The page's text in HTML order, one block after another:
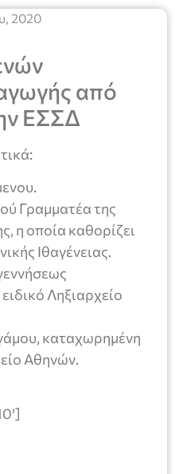
2020
από
ΕΣΣΔ
Γραμματέα της
η οποία καθορίζει
Ιθαγένειας.
Ληξιαρχείο
καταχωρημένη
Αθηνών.